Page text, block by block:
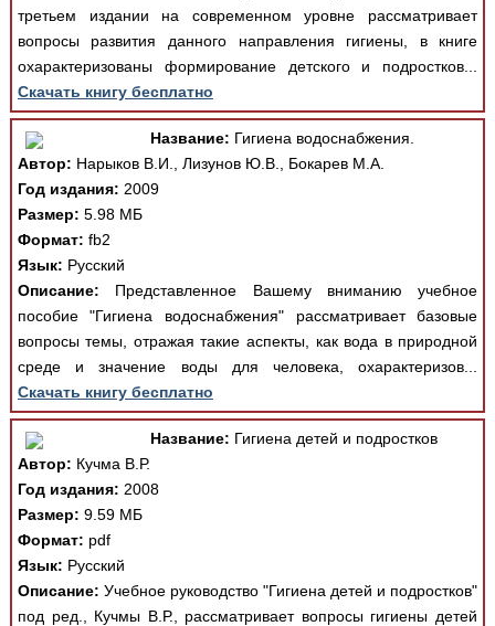
третьем издании на современном уровне рассматривает
вопросы развития данного направления гигиены, в книге
охарактеризованы формирование детского и подростков...
Скачать книгу бесплатно
Название: Гигиена водоснабжения.
Автор: Нарыков В.И., Лизунов Ю.В., Бокарев М.А.
Год издания: 2009
Размер: 5.98 МБ
Формат: fb2
Язык: Русский
Описание: Представленное Вашему вниманию учебное
пособие "Гигиена водоснабжения" рассматривает базовые
вопросы темы, отражая такие аспекты, как вода в природной
среде и значение воды для человека, охарактеризов...
Скачать книгу бесплатно
Название: Гигиена детей и подростков
Автор: Кучма В.Р.
Год издания: 2008
Размер: 9.59 МБ
Формат: pdf
Язык: Русский
Описание: Учебное руководство "Гигиена детей и подростков"
под ред., Кучмы В.Р., рассматривает вопросы гигиены детей